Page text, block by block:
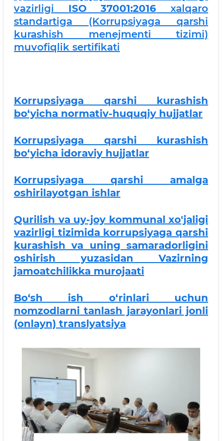
vazirligi ISO 37001:2016 xalqaro
standartiga (Korrupsiyaga qarshi
kurashish menejmenti tizimi)
muvofiqlik sertifikati
Korrupsiyaga qarshi kurashish
bo‘yicha normativ-huquqiy hujjatlar
Korrupsiyaga qarshi kurashish
bo‘yicha idoraviy hujjatlar
Korrupsiyaga qarshi amalga
oshirilayotgan ishlar
Qurilish va uy-joy kommunal xo'jaligi
vazirligi tizimida korrupsiyaga qarshi
kurashish va uning samaradorligini
oshirish yuzasidan Vazirning
jamoatchilikka murojaati
Bo‘sh ish o‘rinlari uchun
nomzodlarni tanlash jarayonlari jonli
(onlayn) translyatsiya